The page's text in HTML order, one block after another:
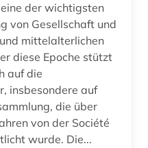
der wichtigsten
von Gesellschaft und
mittelalterlichen
diese Epoche stützt
auf die
insbesondere auf
die über
von der Société
wurde. Die...